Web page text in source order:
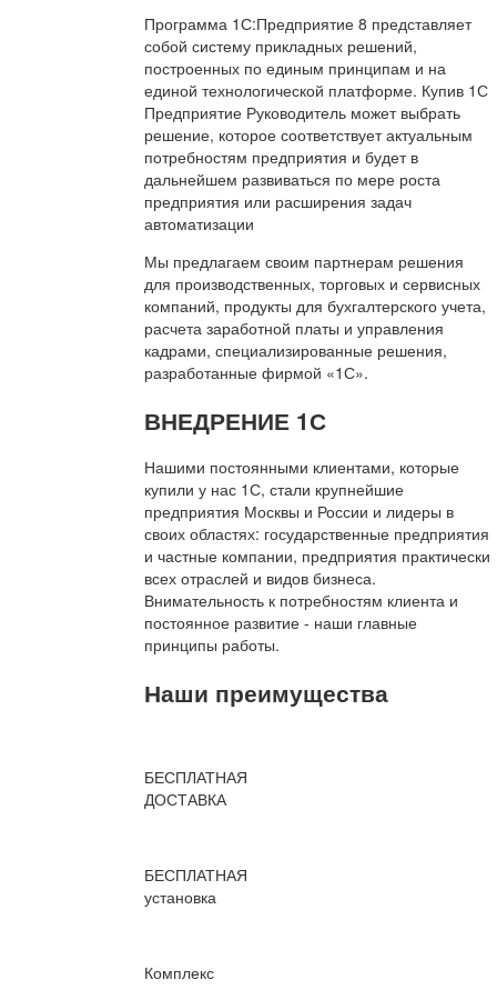
Программа 1С:Предприятие 8 представляет
собой систему прикладных решений,
построенных по единым принципам и на
единой технологической платформе. Купив 1С
Предприятие Руководитель может выбрать
решение, которое соответствует актуальным
потребностям предприятия и будет в
дальнейшем развиваться по мере роста
предприятия или расширения задач
автоматизации
Мы предлагаем своим партнерам решения
для производственных, торговых и сервисных
компаний, продукты для бухгалтерского учета,
расчета заработной платы и управления
кадрами, специализированные решения,
разработанные фирмой «1С».
ВНЕДРЕНИЕ 1С
Нашими постоянными клиентами, которые
купили у нас 1С, стали крупнейшие
предприятия Москвы и России и лидеры в
своих областях: государственные предприятия
и частные компании, предприятия практически
всех отраслей и видов бизнеса.
Внимательность к потребностям клиента и
постоянное развитие - наши главные
принципы работы.
Наши преимущества
БЕСПЛАТНАЯ
ДОСТАВКА
БЕСПЛАТНАЯ
установка
Комплекс